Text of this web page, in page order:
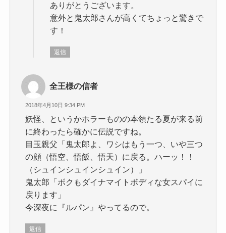
ありがとうございます。
意外と鬼太郎さんが高くてちょっと驚きで
す！
返信
全王様の信者
2018年4月10日 9:34 PM
妖怪、というかホラーものの本領たる夏が来る前
に終わったら確かに伝説ですね。
目玉親父「鬼太郎よ、ワシはもう一つ、いや三つ
の顔（悟空、悟飯、悟天）に戻る。ハーッ！！
（シュインシュインシュイン）」
鬼太郎「ボクもダイナマイトボディな女スパイに
戻ります」
今深夜に『ルパン』やってるので。
返信